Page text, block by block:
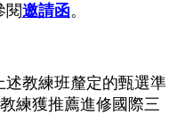
閱邀請函。
教練班釐定的甄選準
練獲推薦進修國際三